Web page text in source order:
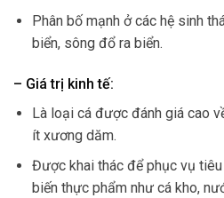
Phân bố mạnh ở các hệ sinh
biển, sông đổ ra biển.
– Giá trị kinh tế:
Là loại cá được đánh giá cao
ít xương dăm.
Được khai thác để phục vụ
biến thực phẩm như cá kho,